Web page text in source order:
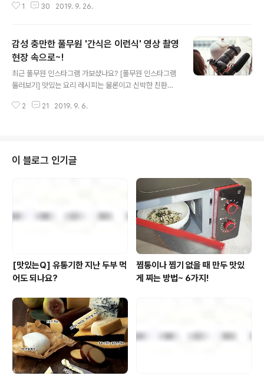
도 자주 올라갈 정도로 인기몰이 중인데요. 풀무원 네이버
요. 한 장의 사진으로 긴 글을 압축해서 보여줘야 하는 만큼
촬영할 때부터 고민에 고민을 거듭하곤 한답니다. 풀무원
의 수많은 소식들을 전하는 풀반장! 풀사이 가족 여러분께
카드뉴스 촬영 현장을 한 번쯤 보여드려야겠다고 생각하던
중! 이번 카드뉴스의 촬영 컨셉이 미니어처라는 이야기를
듣고 촬영 현장 스케치를 위해 길을 나섰답니다. 풀무원의
1 30 2019. 9. 26.
감성 충만한 풀무원 '간식은 이런식' 영상 촬영
현장 속으로~!
최근 풀무원 인스타그램 가보셨나요? [풀무원 인스타그램
둘러보기] 맛있는 요리 레시피는 물론이고 신박한 친환경
한데요~. 많은 인친 여러분들이 풀무원에 뜨거운 관심을
상에 담아내는 것이죠~! 심지어 풀무원 인스타지기인 귤양
과 사과군이 직접 등장하는 진짜 리얼 영상이라네요~! 우
후~! (열일하는 귤양과 사과군 ㅋ_ㅋ) 맛있게 먹는 장면을
찍기 위해서 간식으로 소개하는 제품을 엄청나게 많이 먹
었다는 후문이 있;;; (부;;부럽;;) 자, 그럼 풀무원의 감성 영
상 촬영 속으로 풀반장과 함께..
2 21 2019. 9. 6.
이 블로그 인기글
[맛있는Q] 유통기한 지난 두부 먹
어도 되나요?
찜통이나 찜기 없을 때 만두 맛있
게 찌는 방법~ 6가지!